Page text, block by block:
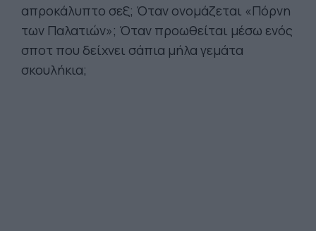
απροκάλυπτο σεξ; Όταν ονομάζεται «Πόρνη
των Παλατιών»; Όταν προωθείται μέσω ενός
σποτ που δείχνει σάπια μήλα γεμάτα
σκουλήκια;